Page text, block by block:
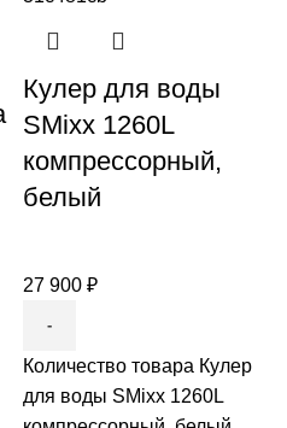
Кулер для воды
SMixx 1260L
компрессорный,
белый
27 900 ₽
Количество товара Кулер
для воды SMixx 1260L